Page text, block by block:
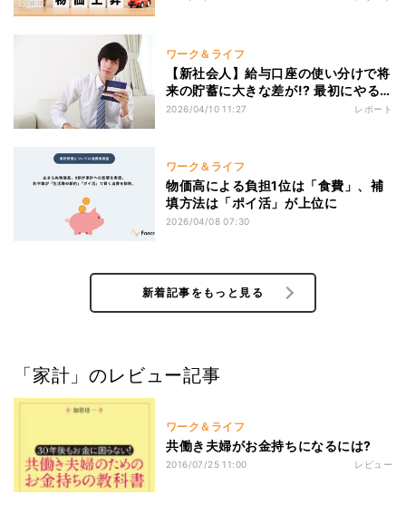
ワーク＆ライフ
【新社会人】給与口座の使い分けで将
来の貯蓄に大きな差が!? 最初にやる
べき「お金の設定」とは
2026/04/10 11:27 レポート
ワーク＆ライフ
物価高による負担1位は「食費」、補
填方法は「ポイ活」が上位に
2026/04/08 07:30
新着記事をもっと見る
「家計」のレビュー記事
ワーク＆ライフ
共働き夫婦がお金持ちになるには?
2016/07/25 11:00 レビュー